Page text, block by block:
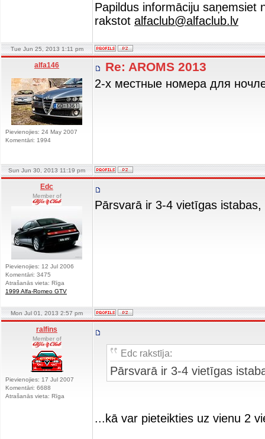
Papildus informāciju saņemsiet
rakstot alfaclub@alfaclub.lv
Tue Jun 25, 2013 1:11 pm
alfa146
Pievienojies: 24 May 2007
Komentāri: 1994
Re: AROMS 2013
2-х местные номера для
Sun Jun 30, 2013 11:19 pm
Edc
Member of
Pievienojies: 12 Jul 2006
Komentāri: 3475
Atrašanās vieta: Rīga
1999 Alfa-Romeo GTV
Pārsvarā ir 3-4 vietīgas
Mon Jul 01, 2013 2:57 pm
ralfins
Member of
Pievienojies: 17 Jul 2007
Komentāri: 6688
Atrašanās vieta: Rīga
Edc rakstīja:
Pārsvarā ir 3-4 vietīgas
...kā var pieteikties uz vienu 2